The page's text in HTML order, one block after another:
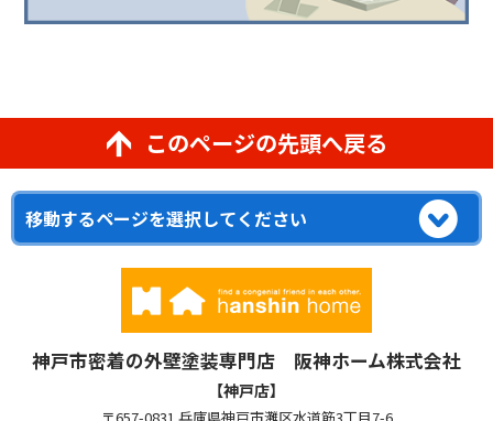
このページの先頭へ戻る
神戸市密着の外壁塗装専門店 阪神ホーム株式会社
【神戸店】
〒657-0831 兵庫県神戸市灘区水道筋3丁目7-6